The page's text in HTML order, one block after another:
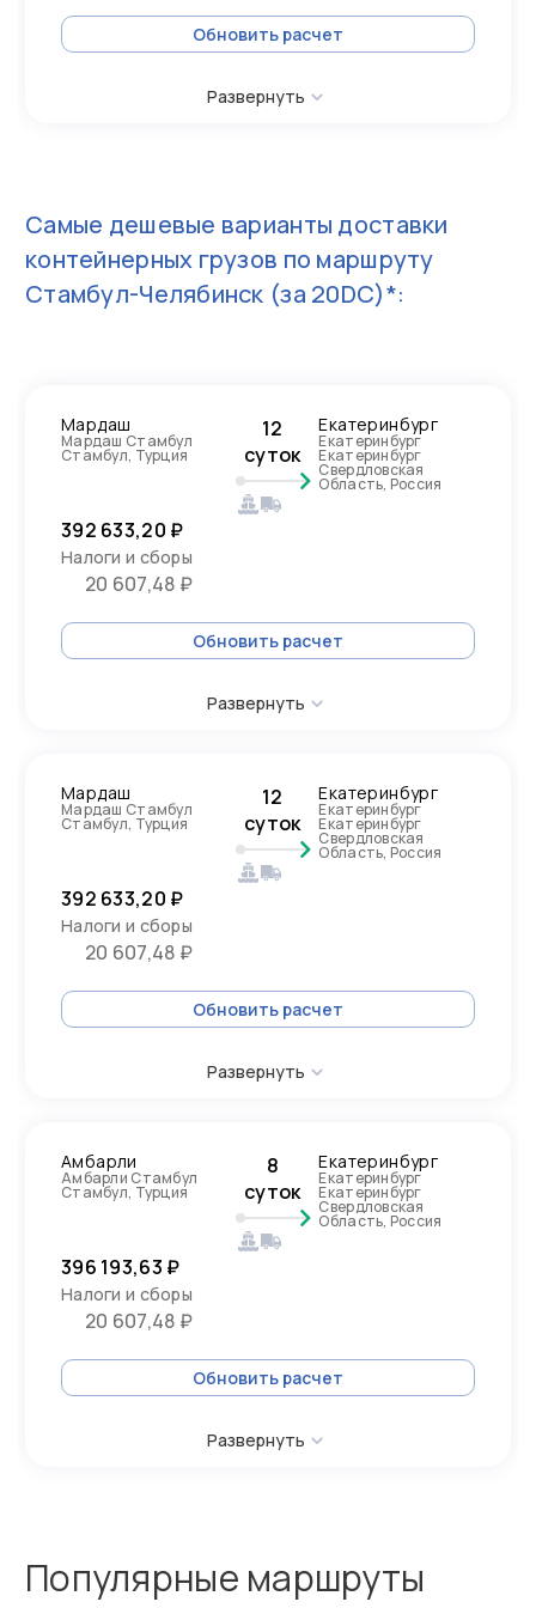
Обновить расчет
Развернуть
Самые дешевые варианты доставки
контейнерных грузов по маршруту
Стамбул-Челябинск (за 20DC)*:
Мардаш
Мардаш Стамбул
Стамбул, Турция
12
суток
Екатеринбург
Екатеринбург
Екатеринбург
Свердловская
Область, Россия
392 633,20 ₽
Налоги и сборы
20 607,48 ₽
Обновить расчет
Развернуть
Мардаш
Мардаш Стамбул
Стамбул, Турция
12
суток
Екатеринбург
Екатеринбург
Екатеринбург
Свердловская
Область, Россия
392 633,20 ₽
Налоги и сборы
20 607,48 ₽
Обновить расчет
Развернуть
Амбарли
Амбарли Стамбул
Стамбул, Турция
8
суток
Екатеринбург
Екатеринбург
Екатеринбург
Свердловская
Область, Россия
396 193,63 ₽
Налоги и сборы
20 607,48 ₽
Обновить расчет
Развернуть
Популярные маршруты